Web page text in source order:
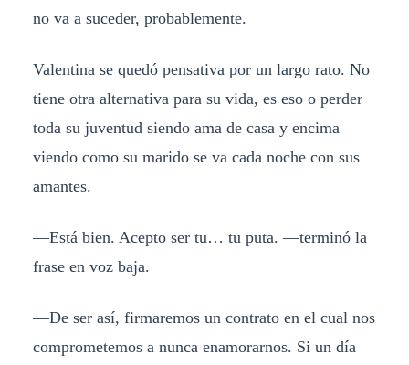
no va a suceder, probablemente.
Valentina se quedó pensativa por un largo rato. No
tiene otra alternativa para su vida, es eso o perder
toda su juventud siendo ama de casa y encima
viendo como su marido se va cada noche con sus
amantes.
—Está bien. Acepto ser tu… tu puta. —terminó la
frase en voz baja.
—De ser así, firmaremos un contrato en el cual nos
comprometemos a nunca enamorarnos. Si un día